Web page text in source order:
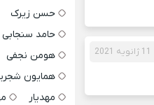
11 ژانویه 2021
حسن زیرک
حامد سنجابی
هومن نجفی
همایون
مهدیار